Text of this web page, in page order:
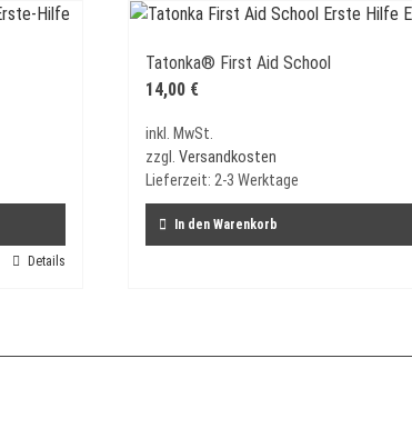
Details
Tatonka® First Aid School
14,00 €
inkl. MwSt.
zzgl. Versandkosten
Lieferzeit: 2-3 Werktage
In den Warenkorb